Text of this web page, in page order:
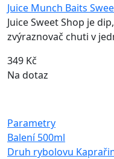
Juice Munch Baits
Juice Sweet Shop je
zvýraznovač chuti v
349 Kč
Na dotaz
Parametry
Balení 500ml
Druh rybolovu